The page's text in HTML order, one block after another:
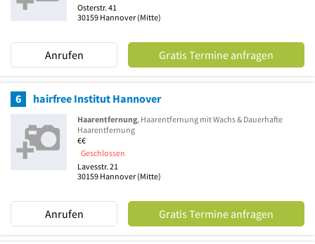
Osterstr. 41
30159 Hannover(Mitte)
Anrufen Gratis Termine anfragen
6 hairfree Institut Hannover
Haarentfernung, Haarentfernung mit Wachs & Dauerhafte
Haarentfernung
€€
Geschlossen
Lavesstr. 21
30159 Hannover(Mitte)
Anrufen Gratis Termine anfragen